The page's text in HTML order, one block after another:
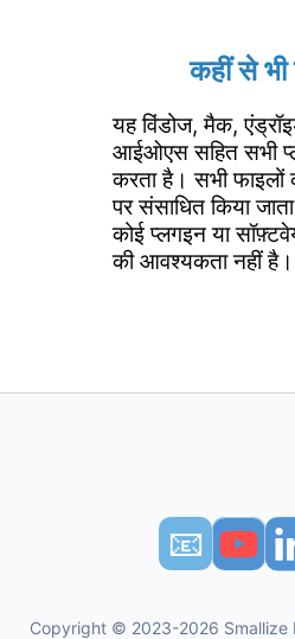
कहीं से
यह विंडोज, मैक,
आईओएस सहित सभी
करता है। सभी फाइलों
पर संसाधित किया
कोई प्लगइन या
की आवश्यकता नहीं है।
📧︎
Copyright © 2023-2026 Smallize